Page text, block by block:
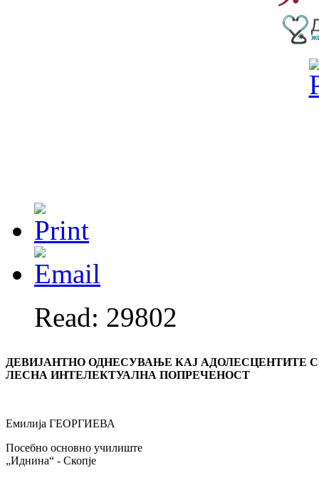
Read: 29802
ДЕВИЈАНТНО ОДНЕСУВАЊЕ КАЈ АДОЛЕСЦЕНТИТЕ
ЛЕСНА ИНТЕЛЕКТУАЛНА ПОПРЕЧЕНОСТ
Емилија ГЕОРГИЕВА
Посебно основно училиште
„Иднина“ - Скопје